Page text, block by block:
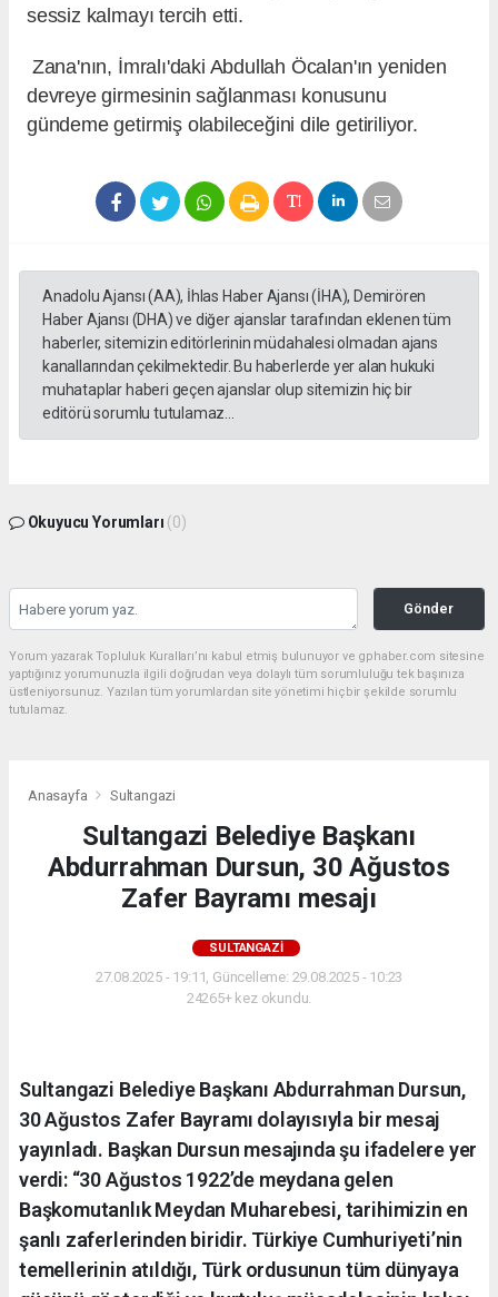
sessiz kalmayı tercih etti.
Zana'nın, İmralı'daki Abdullah Öcalan'ın yeniden
devreye girmesinin sağlanması konusunu
gündeme getirmiş olabileceğini dile getiriliyor.
Anadolu Ajansı (AA), İhlas Haber Ajansı (İHA), Demirören
Haber Ajansı (DHA) ve diğer ajanslar tarafından eklenen tüm
haberler, sitemizin editörlerinin müdahalesi olmadan ajans
kanallarından çekilmektedir. Bu haberlerde yer alan hukuki
muhataplar haberi geçen ajanslar olup sitemizin hiç bir
editörü sorumlu tutulamaz...
Okuyucu Yorumları (0)
Gönder
Yorum yazarak Topluluk Kuralları’nı kabul etmiş bulunuyor ve gphaber.com sitesine
yaptığınız yorumunuzla ilgili doğrudan veya dolaylı tüm sorumluluğu tek başınıza
üstleniyorsunuz. Yazılan tüm yorumlardan site yönetimi hiçbir şekilde sorumlu
tutulamaz.
Anasayfa Sultangazi
Sultangazi Belediye Başkanı
Abdurrahman Dursun, 30 Ağustos
Zafer Bayramı mesajı
SULTANGAZI
27.08.2025 - 19:11, Güncelleme: 29.08.2025 - 10:23
24265+ kez okundu.
Sultangazi Belediye Başkanı Abdurrahman Dursun,
30 Ağustos Zafer Bayramı dolayısıyla bir mesaj
yayınladı. Başkan Dursun mesajında şu ifadelere yer
verdi: “30 Ağustos 1922’de meydana gelen
Başkomutanlık Meydan Muharebesi, tarihimizin en
şanlı zaferlerinden biridir. Türkiye Cumhuriyeti’nin
temellerinin atıldığı, Türk ordusunun tüm dünyaya